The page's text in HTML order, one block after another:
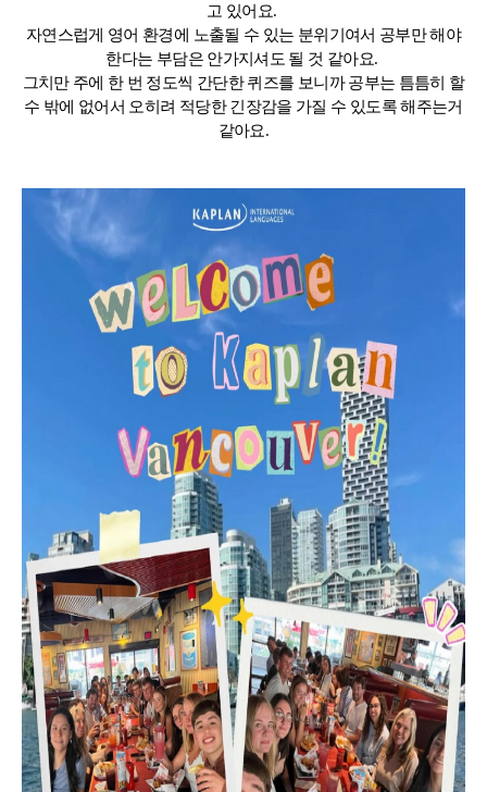
고 있어요.
자연스럽게 영어 환경에 노출될 수 있는 분위기여서 공부만 해야
한다는 부담은 안가지셔도 될 것 같아요.
그치만 주에 한 번 정도씩 간단한 퀴즈를 보니까 공부는 틈틈히 할
수 밖에 없어서 오히려 적당한 긴장감을 가질 수 있도록 해주는거
같아요.